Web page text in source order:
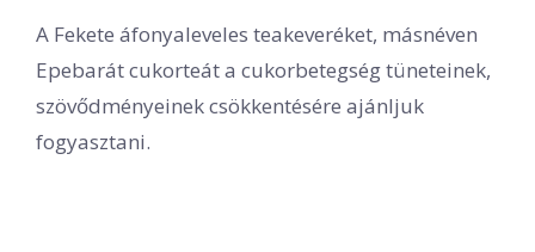
A Fekete áfonyaleveles teakeveréket, másnéven
Epebarát cukorteát a cukorbetegség tüneteinek,
szövődményeinek csökkentésére ajánljuk
fogyasztani.